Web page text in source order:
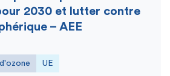
2030 et lutter contre
– AEE
UE